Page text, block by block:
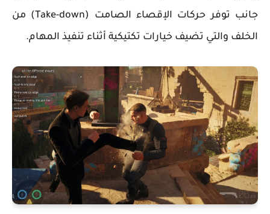
جانب توفر حركات الإقصاء الصامت (Take-down) من
الخلف والتي تضيف خيارات تكتيكية أثناء تنفيذ المهام.